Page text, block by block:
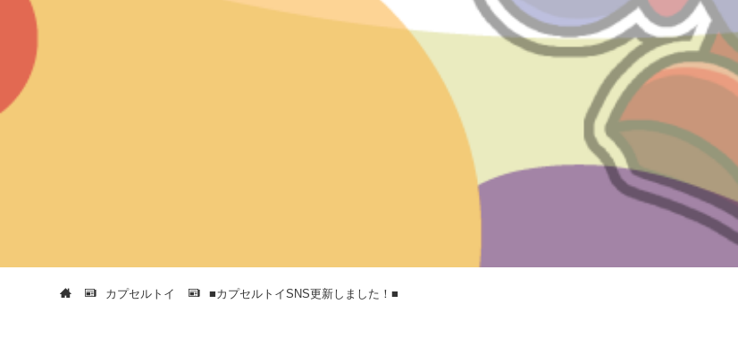
カプセルトイ ■カプセルトイSNS更新しました！■